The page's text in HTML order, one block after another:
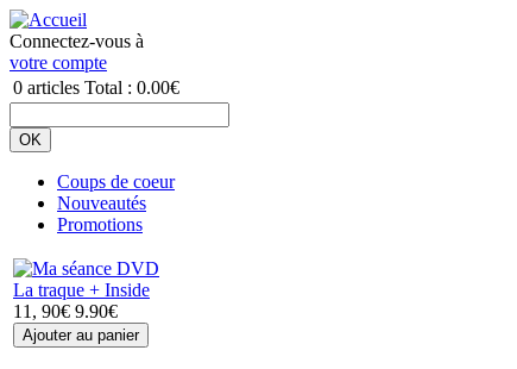
Connectez-vous à
votre compte
0 articles Total : 0.00€
Coups de coeur
Nouveautés
Promotions
La traque + Inside
11, 90€ 9.90€